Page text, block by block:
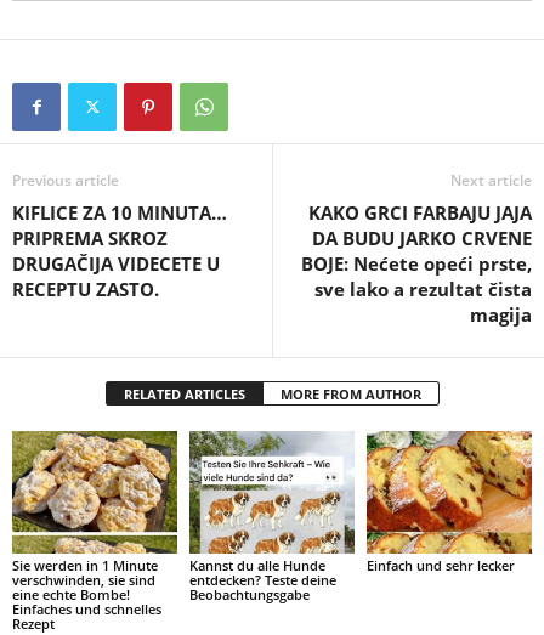
Previous article
KIFLICE ZA 10 MINUTA…
PRIPREMA SKROZ
DRUGAČIJA VIDECETE U
RECEPTU ZASTO.
Next article
KAKO GRCI FARBAJU JAJA
DA BUDU JARKO CRVENE
BOJE: Nećete opeći prste,
sve lako a rezultat čista
magija
RELATED ARTICLES MORE FROM AUTHOR
Sie werden in 1 Minute
verschwinden, sie sind
eine echte Bombe!
Einfaches und schnelles
Rezept
Kannst du alle Hunde
entdecken? Teste deine
Beobachtungsgabe
Einfach und sehr lecker